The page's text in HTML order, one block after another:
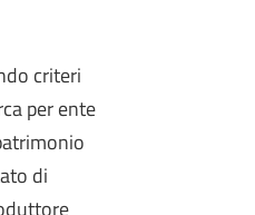
criteri
per ente
di